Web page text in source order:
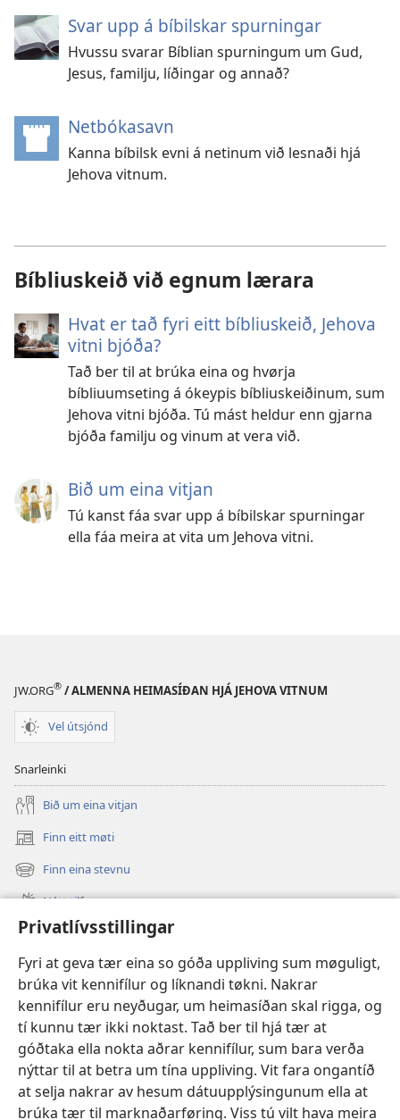
Privatlívsstillingar
Fyri at geva tær eina so góða uppliving sum møguligt,
brúka vit kennifílur og líknandi tøkni. Nakrar
kennifílur eru neyðugar, um heimasíðan skal rigga, og
tí kunnu tær ikki noktast. Tað ber til hjá tær at
góðtaka ella nokta aðrar kennifílur, sum bara verða
nýttar til at betra um tína uppliving. Vit fara ongantíð
at selja nakrar av hesum dátuupplýsingunum ella at
brúka tær til marknaðarføring. Viss tú vilt hava meira
Svar upp á bíbilskar spurningar
Hvussu svarar Bíblian spurningum um Gud,
Jesus, familju, líðingar og annað?
Netbókasavn
new
Kanna bíbilsk evni á netinum við lesnaði hjá
Jehova vitnum.
Bíbliuskeið við egnum lærara
Hvat er tað fyri eitt bíbliuskeið, Jehova
vitni bjóða?
Tað ber til at brúka eina og hvørja
bíbliuumseting á ókeypis bíbliuskeiðinum, sum
Jehova vitni bjóða. Tú mást heldur enn gjarna
bjóða familju og vinum at vera við.
Bið um eina vitjan
Tú kanst fáa svar upp á bíbilskar spurningar
ella fáa meira at vita um Jehova vitni.
JW.ORG® / ALMENNA HEIMASÍÐAN HJÁ JEHOVA VITNUM
Vel útsjónd
Snarleinki
Bið um eina vitjan
Finn eitt møti
(opens
new
window)
Finn eina stevnu
(opens
new Nýtt tilfar
Video
Leita
Stuðul
(opens
new
window)Watchtower ONLINE LIBRARY™
(opens
new
window)JW Hub®
(opens